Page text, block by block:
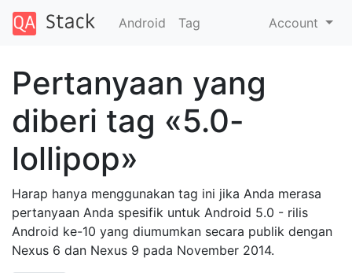
Android Tag Account
Pertanyaan yang
diberi tag «5.0-
lollipop»
Harap hanya menggunakan tag ini jika Anda merasa
pertanyaan Anda spesifik untuk Android 5.0 - rilis
Android ke-10 yang diumumkan secara publik dengan
Nexus 6 dan Nexus 9 pada November 2014.